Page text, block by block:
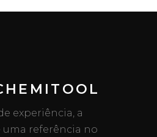
experiência, a
uma referência no